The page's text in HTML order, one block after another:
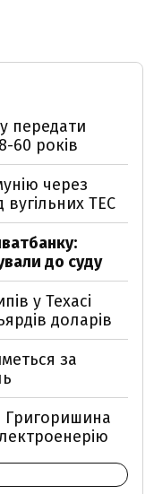
передати
60 років
через
вугільних ТЕС
до суду
у Техасі
доларів
за
Григоришина